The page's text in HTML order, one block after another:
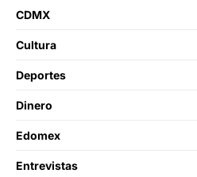
CDMX
Cultura
Deportes
Dinero
Edomex
Entrevistas